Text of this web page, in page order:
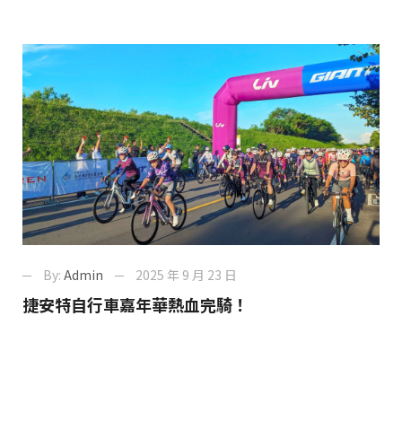
By: Admin 2025 年 9 月 23 日
捷安特自行車嘉年華熱血完騎！